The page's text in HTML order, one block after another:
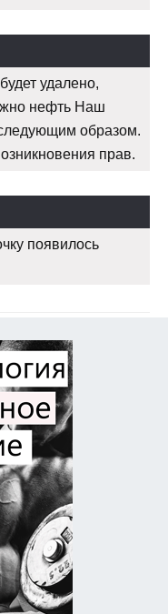
удалено,
нефть Наш
образом.
прав.
появилось